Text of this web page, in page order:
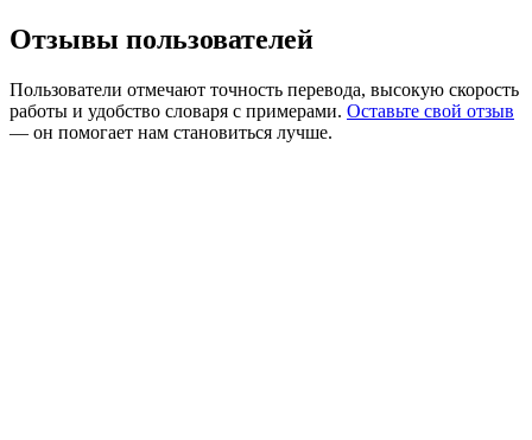
Отзывы пользователей
Пользователи отмечают точность перевода, высокую скорость
работы и удобство словаря с примерами. Оставьте свой отзыв
— он помогает нам становиться лучше.